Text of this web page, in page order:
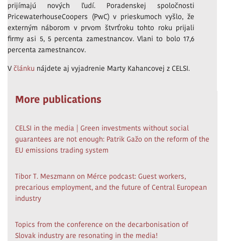
prijímajú nových ľudí. Poradenskej spoločnosti
Pricewaterhou­seCoopers (PwC) v prieskumoch vyšlo, že
externým náborom v prvom štvrťroku tohto roku prijali
firmy asi 5, 5 percenta zamestnancov. Vlani to bolo 17,6
percenta zamestnancov.
V článku nájdete aj vyjadrenie Marty Kahancovej z CELSI.
More publications
CELSI in the media | Green investments without social
guarantees are not enough: Patrik Gažo on the reform of the
EU emissions trading system
Tibor T. Meszmann on Mérce podcast: Guest workers,
precarious employment, and the future of Central European
industry
Topics from the conference on the decarbonisation of
Slovak industry are resonating in the media!